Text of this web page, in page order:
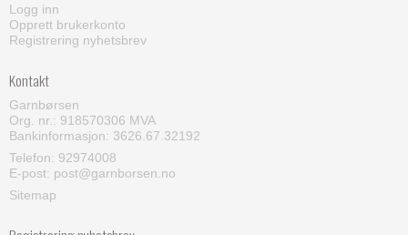
Logg inn
Opprett brukerkonto
Registrering nyhetsbrev
Kontakt
Garnbørsen
Org. nr.: 918570306 MVA
Bankinformasjon: 3626.67.32192
Telefon: 92974008
E-post: post@garnborsen.no
Sitemap